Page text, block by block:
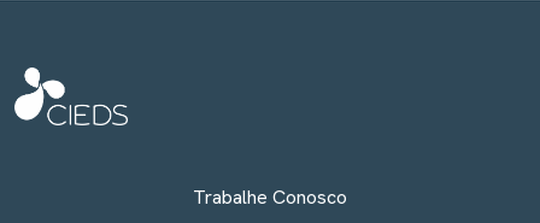
Trabalhe Conosco